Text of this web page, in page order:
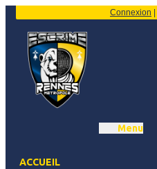
Connexion
Menu
ACCUEIL